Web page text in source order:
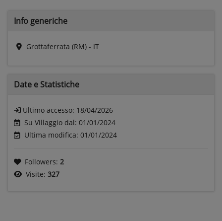
Info generiche
Grottaferrata (RM) - IT
Date e Statistiche
Ultimo accesso: 18/04/2026
Su Villaggio dal: 01/01/2024
Ultima modifica: 01/01/2024
Followers: 2
Visite: 327